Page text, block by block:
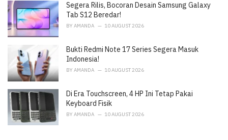
s
:
Segera Rilis, Bocoran Desain Samsung Galaxy
Tab S12 Beredar!
BY AMANDA 10 AUGUST 2026
Bukti Redmi Note 17 Series Segera Masuk
Indonesia!
BY AMANDA 10 AUGUST 2026
Di Era Touchscreen, 4 HP Ini Tetap Pakai
Keyboard Fisik
BY AMANDA 10 AUGUST 2026